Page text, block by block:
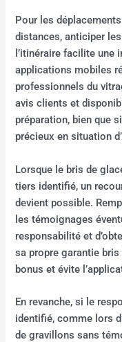
Pour les
distances, anticiper
l’itinéraire facilite une
applications mobiles
professionnels du
avis clients et
préparation, bien que
précieux en situation d’
Lorsque le bris de
tiers identifié, un
devient possible.
les témoignages
responsabilité et
sa propre garantie
bonus et évite
En revanche, si le
identifié, comme lors
de gravillons sans